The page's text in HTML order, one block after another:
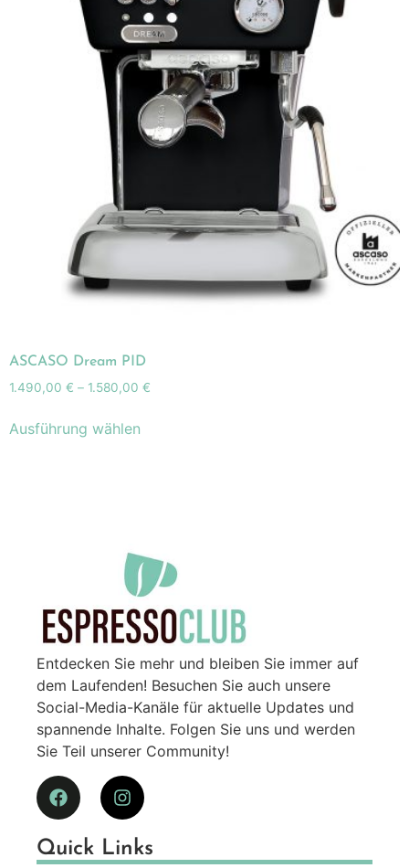
ASCASO Dream PID
1.490,00 € – 1.580,00 €
Ausführung wählen
Entdecken Sie mehr und bleiben Sie immer auf
dem Laufenden! Besuchen Sie auch unsere
Social-Media-Kanäle für aktuelle Updates und
spannende Inhalte. Folgen Sie uns und werden
Sie Teil unserer Community!
Quick Links